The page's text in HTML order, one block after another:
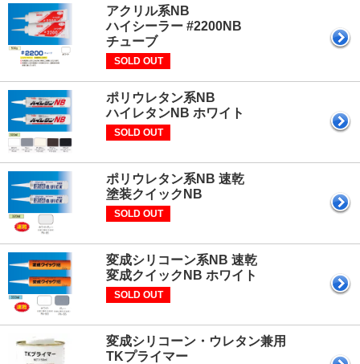
アクリル系NB
ハイシーラー #2200NB
チューブ
SOLD OUT
ポリウレタン系NB
ハイレタンNB ホワイト
SOLD OUT
ポリウレタン系NB 速乾
塗装クイックNB
SOLD OUT
変成シリコーン系NB 速乾
変成クイックNB ホワイト
SOLD OUT
変成シリコーン・ウレタン兼用
TKプライマー